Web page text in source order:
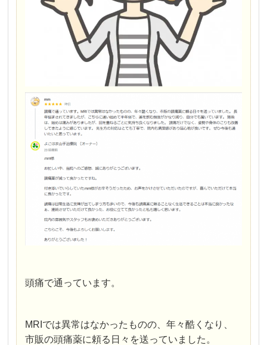
頭痛で通っています。
MRIでは異常はなかったものの、年々酷くなり、
市販の頭痛薬に頼る日々を送っていました。